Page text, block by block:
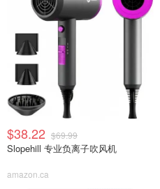
$38.22 $69.99
Slopehill 专业负离子吹风机
amazon.ca